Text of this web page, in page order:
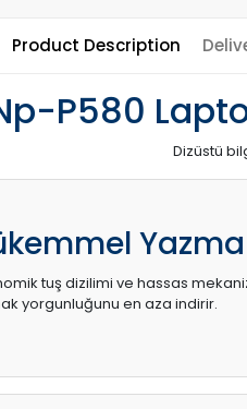
Product Description
P580
Dizüstü
tuş dizilimi ve hassas
yorgunluğunu en aza indirir.